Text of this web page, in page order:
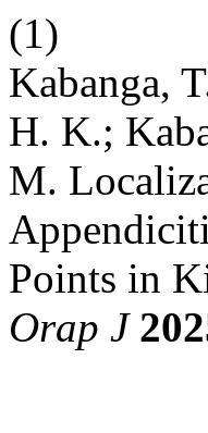
(1)
Kabanga,
H. K.;
M.
Points in
Orap J